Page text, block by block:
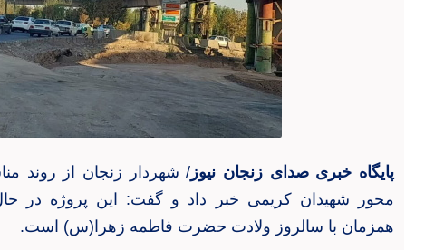
پایگاه خبری صدای زنجان نیوز / شهردار زنجان از روند
محور شهیدان کریمی خبر داد و گفت: این پروژه در
همزمان با سالروز ولادت حضرت فاطمه زهرا(س) است.